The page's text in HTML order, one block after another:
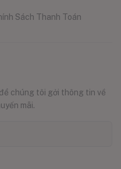
Sách Thanh Toán
chúng tôi gởi thông tin về
mãi.